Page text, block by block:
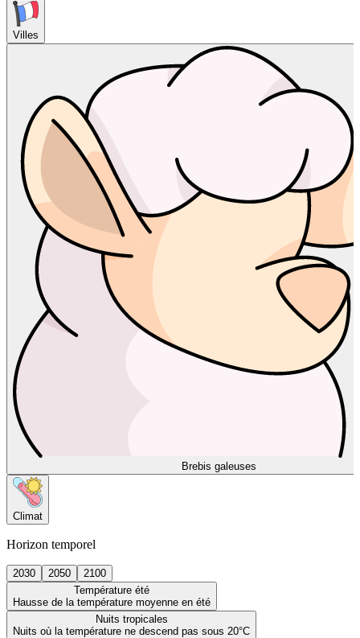
Villes
Brebis galeuses
Climat
Horizon temporel
2030 2050
2100
Température été
Hausse de la température moyenne en été
Nuits tropicales
Nuits où la température ne descend pas sous 20°C